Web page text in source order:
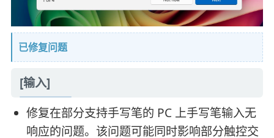
已修复问题
[输入]
修复在部分支持手写笔的 PC 上手写笔输入无
响应的问题。该问题可能同时影响部分触控交